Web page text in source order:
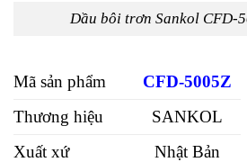
Dầu bôi trơn Sankol CFD-
Mã sản phẩm
CFD-5005Z
Thương hiệu
SANKOL
Xuất xứ
Nhật Bản